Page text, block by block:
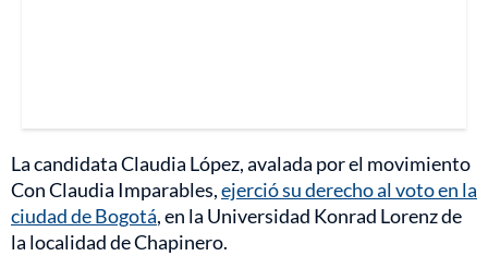
La candidata Claudia López, avalada por el movimiento
Con Claudia Imparables,ejerció su derecho al voto en la
ciudad de Bogotá, en la Universidad Konrad Lorenz de
la localidad de Chapinero.